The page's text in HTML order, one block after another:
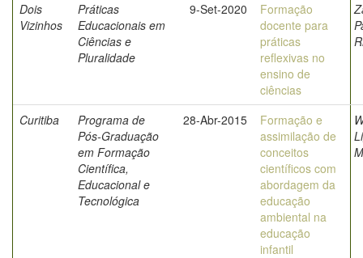
Dois
Vizinhos
Práticas
Educacionais em
Ciências e
Pluralidade
9-Set-2020
Formação
docente para
práticas
reflexivas no
ensino de
ciências
Curitiba
Programa de
Pós-Graduação
em Formação
Científica,
Educacional e
Tecnológica
28-Abr-2015
Formação e
assimilação de
conceitos
científicos com
abordagem da
educação
ambiental na
educação
infantil